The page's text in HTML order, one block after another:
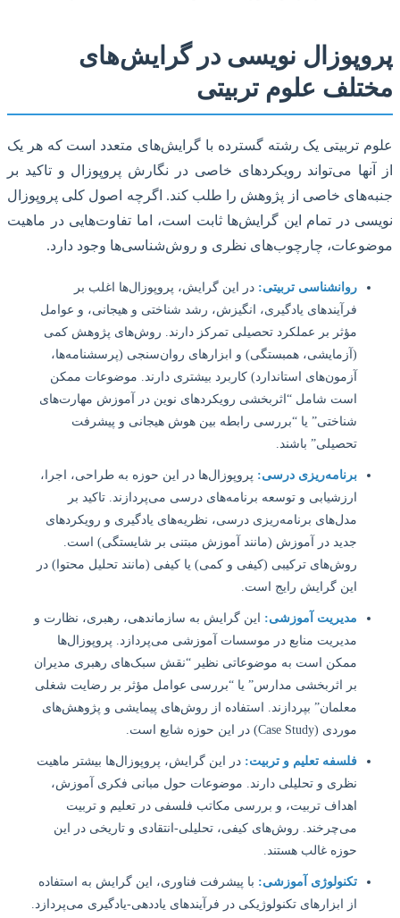
نویسی در گرایش‌های
علوم تربیتی
تربیتی یک رشته گسترده با گرایش‌های متعدد است که هر یک
می‌تواند رویکردهای خاصی در نگارش پروپوزال و تاکید بر
خاصی از پژوهش را طلب کند. اگرچه اصول کلی پروپوزال
در تمام این گرایش‌ها ثابت است، اما تفاوت‌هایی در ماهیت
چارچوب‌های نظری و روش‌شناسی‌ها وجود دارد.
روانشناسی تربیتی: در این گرایش، پروپوزال‌ها اغلب بر
فرآیندهای یادگیری، انگیزش، رشد شناختی و هیجانی، و عوامل
مؤثر بر عملکرد تحصیلی تمرکز دارند. روش‌های پژوهش کمی
(آزمایشی، همبستگی) و ابزارهای روان‌سنجی (پرسشنامه‌ها،
آزمون‌های استاندارد) کاربرد بیشتری دارند. موضوعات ممکن
است شامل “اثربخشی رویکردهای نوین در آموزش مهارت‌های
شناختی” یا “بررسی رابطه بین هوش هیجانی و پیشرفت
تحصیلی” باشند.
برنامه‌ریزی درسی: پروپوزال‌ها در این حوزه به طراحی، اجرا،
ارزشیابی و توسعه برنامه‌های درسی می‌پردازند. تاکید بر
مدل‌های برنامه‌ریزی درسی، نظریه‌های یادگیری و رویکردهای
جدید در آموزش (مانند آموزش مبتنی بر شایستگی) است.
روش‌های ترکیبی (کیفی و کمی) یا کیفی (مانند تحلیل محتوا) در
این گرایش رایج است.
مدیریت آموزشی: این گرایش به سازماندهی، رهبری، نظارت و
مدیریت منابع در موسسات آموزشی می‌پردازد. پروپوزال‌ها
ممکن است به موضوعاتی نظیر “نقش سبک‌های رهبری مدیران
بر اثربخشی مدارس” یا “بررسی عوامل مؤثر بر رضایت شغلی
معلمان” بپردازند. استفاده از روش‌های پیمایشی و پژوهش‌های
موردی (Case Study) در این حوزه شایع است.
فلسفه تعلیم و تربیت:در این گرایش، پروپوزال‌ها بیشتر ماهیت
نظری و تحلیلی دارند. موضوعات حول مبانی فکری آموزش،
اهداف تربیت، و بررسی مکاتب فلسفی در تعلیم و تربیت
می‌چرخند. روش‌های کیفی، تحلیلی-انتقادی و تاریخی در این
حوزه غالب هستند.
تکنولوژی آموزشی: با پیشرفت فناوری، این گرایش به استفاده
از ابزارهای تکنولوژیکی در فرآیندهای یاددهی-یادگیری می‌پردازد.